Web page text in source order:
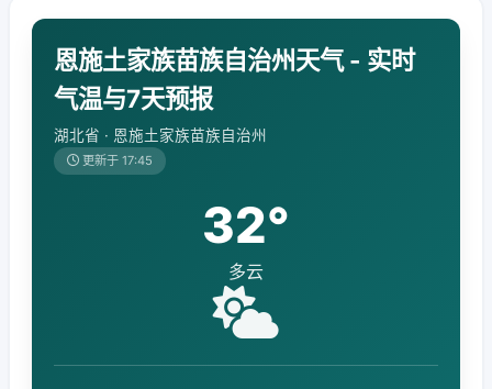
恩施土家族苗族自治州天气 - 实时
气温与7天预报
湖北省 · 恩施土家族苗族自治州
更新于 17:45
32°
多云